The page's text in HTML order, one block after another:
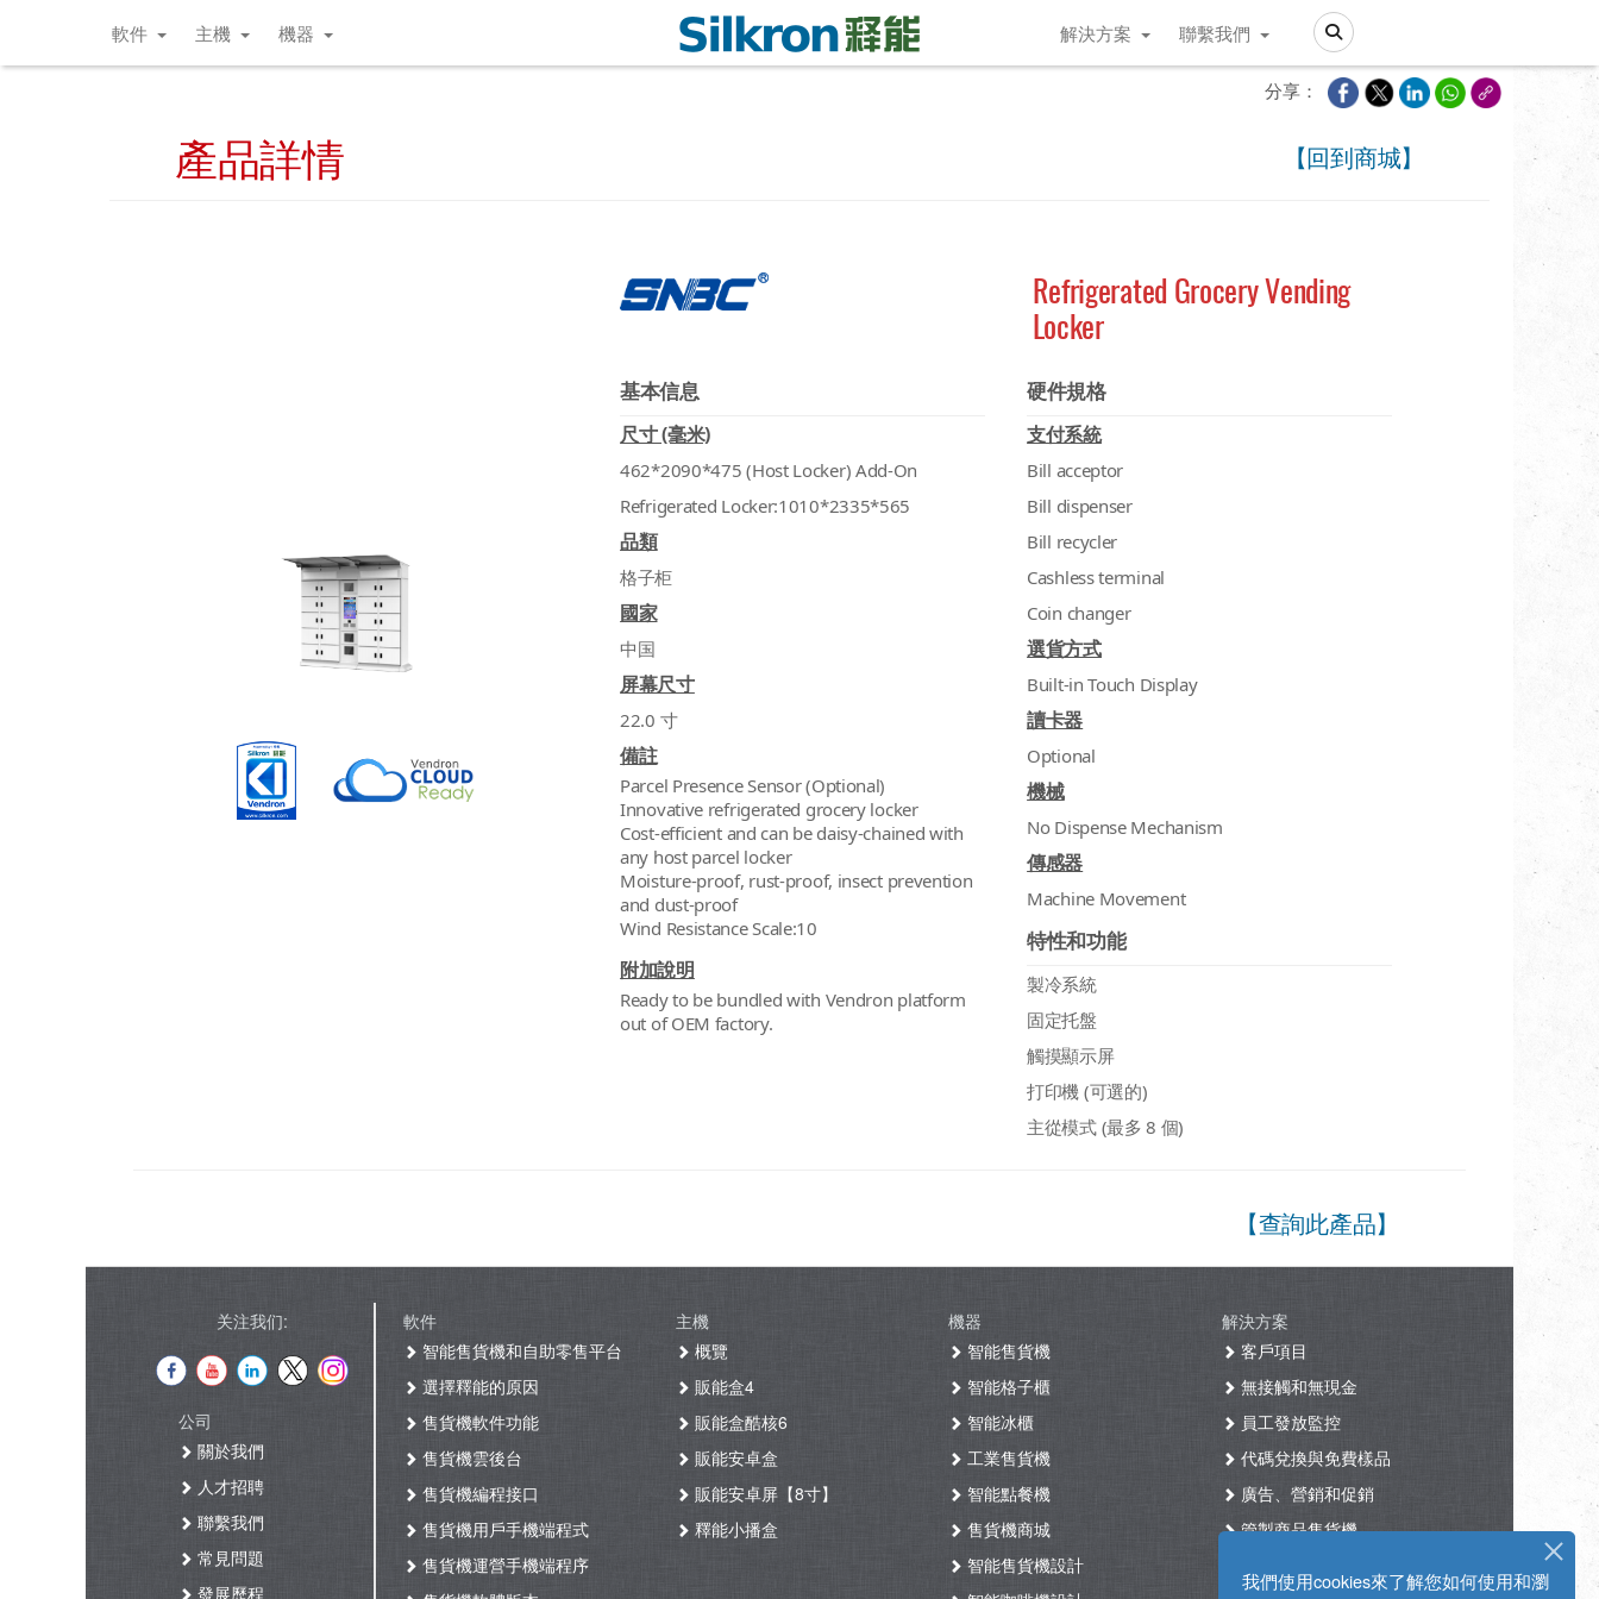
Search
軟件 主機 機器 解決方案 聯繫我們
我們使用cookies來了解您如何使用和瀏
分享：
產品詳情 【回到商城】
Refrigerated Grocery Vending
Locker
基本信息
尺寸 (毫米)
462*2090*475 (Host Locker) Add-On
Refrigerated Locker:1010*2335*565
品類
格子柜
國家
中国
屏幕尺寸
22.0 寸
備註
Parcel Presence Sensor (Optional)
Innovative refrigerated grocery locker
Cost-efficient and can be daisy-chained with
any host parcel locker
Moisture-proof, rust-proof, insect prevention
and dust-proof
Wind Resistance Scale:10
附加說明
Ready to be bundled with Vendron platform
out of OEM factory.
硬件規格
支付系統
Bill acceptor
Bill dispenser
Bill recycler
Cashless terminal
Coin changer
選貨方式
Built-in Touch Display
讀卡器
Optional
機械
No Dispense Mechanism
傳感器
Machine Movement
特性和功能
製冷系統
固定托盤
觸摸顯示屏
打印機 (可選的)
主從模式 (最多 8 個)
【查詢此產品】
关注我们:
公司
關於我們
人才招聘
聯繫我們
常見問題
發展歷程
軟件
智能售貨機和自助零售平台
選擇釋能的原因
售貨機軟件功能
售貨機雲後台
售貨機編程接口
售貨機用戶手機端程式
售貨機運營手機端程序
主機
概覽
販能盒4
販能盒酷核6
販能安卓盒
販能安卓屏【8寸】
釋能小播盒
機器
智能售貨機
智能格子櫃
智能冰櫃
工業售貨機
智能點餐機
售貨機商城
智能售貨機設計
解決方案
客戶項目
無接觸和無現金
員工發放監控
代碼兌換與免費樣品
廣告、營銷和促銷
管製商品售貨機